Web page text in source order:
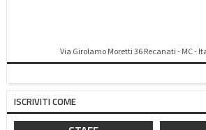
Via Girolamo Moretti 36 Recanati - MC -
ISCRIVITI COME